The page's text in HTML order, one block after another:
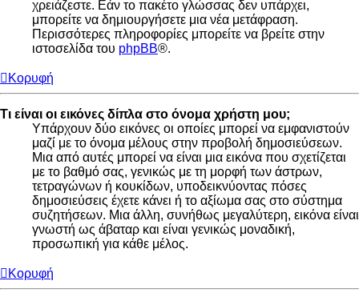
χρειάζεστε. Εάν το πακέτο γλώσσας δεν υπάρχει,
μπορείτε να δημιουργήσετε μια νέα μετάφραση.
Περισσότερες πληροφορίες μπορείτε να βρείτε στην
ιστοσελίδα του phpBB®.
Κορυφή
Τι είναι οι εικόνες δίπλα στο όνομα χρήστη μου;
Υπάρχουν δύο εικόνες οι οποίες μπορεί να εμφανιστούν
μαζί με το όνομα μέλους στην προβολή δημοσιεύσεων.
Μια από αυτές μπορεί να είναι μια εικόνα που σχετίζεται
με το βαθμό σας, γενικώς με τη μορφή των άστρων,
τετραγώνων ή κουκίδων, υποδεικνύοντας πόσες
δημοσιεύσεις έχετε κάνει ή το αξίωμα σας στο σύστημα
συζητήσεων. Μια άλλη, συνήθως μεγαλύτερη, εικόνα είναι
γνωστή ως άβαταρ και είναι γενικώς μοναδική,
προσωπική για κάθε μέλος.
Κορυφή